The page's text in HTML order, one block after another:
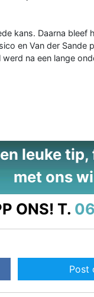
kans. Daarna
en Van der
na een lange
leuke
met ons
ONS! T.
Post